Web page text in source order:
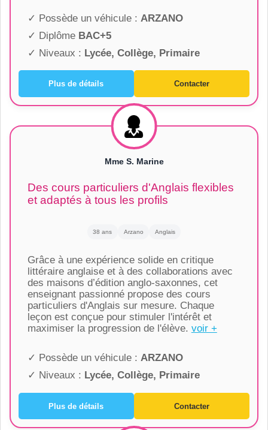
✓ Possède un véhicule : ARZANO
✓ Diplôme BAC+5
✓ Niveaux : Lycée, Collège, Primaire
Plus de détails Contacter
Mme S. Marine
Des cours particuliers d'Anglais flexibles
et adaptés à tous les profils
38 ans Arzano Anglais
Grâce à une expérience solide en critique
littéraire anglaise et à des collaborations avec
des maisons d’édition anglo-saxonnes, cet
enseignant passionné propose des cours
particuliers d'Anglais sur mesure. Chaque
leçon est conçue pour stimuler l'intérêt et
maximiser la progression de l'élève. voir +
✓ Possède un véhicule : ARZANO
✓ Niveaux : Lycée, Collège, Primaire
Plus de détails Contacter